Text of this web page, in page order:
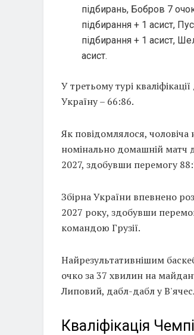
підбирань, Бобров 7
підбирання + 1 асист,
підбирання + 1 асист,
асист.
У третьому турі
Україну – 66:86.
Як повідомлялося,
номінально домашній матч
2027, здобувши перемогу
Збірна України впевнено
2027 року, здобувши
командою Грузії.
Найрезультативнішим
очко за 37 хвилин на
Липовий, дабл-дабл у
Кваліфікація